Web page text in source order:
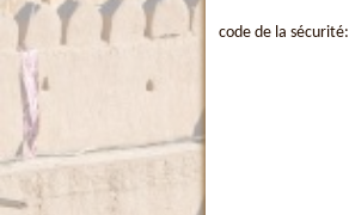
code de la sécurité: